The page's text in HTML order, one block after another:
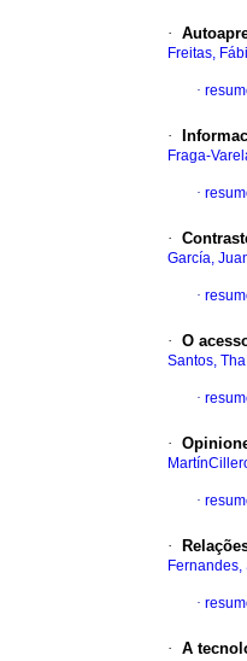
·
Freitas,
·
·
Fraga-
·
·
García,
·
· O
Santos,
·
·
·
·
Fernandes,
·
· A